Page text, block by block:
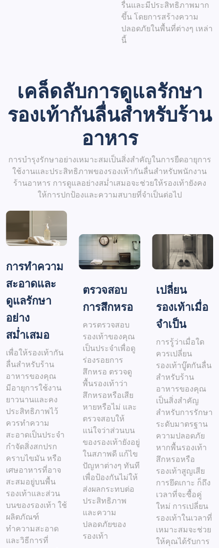
รื่นและมีประสิทธิภาพมาก
ขึ้น โดยการสร้างความ
ปลอดภัยในพื้นที่ต่างๆ เหล่า
นี้
เคล็ดลับการดูแลรักษา
รองเท้ากันลื่นสำหรับร้าน
อาหาร
การบำรุงรักษาอย่างเหมาะสมเป็นสิ่งสำคัญในการยืดอายุการ
ใช้งานและประสิทธิภาพของรองเท้ากันลื่นสำหรับพนักงาน
ร้านอาหาร การดูแลอย่างสม่ำเสมอจะช่วยให้รองเท้ายังคง
ให้การปกป้องและความสบายที่จำเป็นต่อไป
การทำความ
สะอาดและ
ดูแลรักษา
อย่าง
สม่ำเสมอ
เพื่อให้รองเท้ากัน
ลื่นสำหรับร้าน
อาหารของคุณ
มีอายุการใช้งาน
ยาวนานและคง
ประสิทธิภาพไว้
ควรทำความ
สะอาดเป็นประจำ
กำจัดสิ่งสกปรก
คราบไขมัน หรือ
เศษอาหารที่อาจ
สะสมอยู่บนพื้น
รองเท้าและส่วน
บนของรองเท้า ใช้
ผลิตภัณฑ์
ทำความสะอาด
และวิธีการที่
ตรวจสอบ
การสึกหรอ
ควรตรวจสอบ
รองเท้าของคุณ
เป็นประจำเพื่อดู
ร่องรอยการ
สึกหรอ ตรวจดู
พื้นรองเท้าว่า
สึกหรอหรือเสีย
หายหรือไม่ และ
ตรวจสอบให้
แน่ใจว่าส่วนบน
ของรองเท้ายังอยู่
ในสภาพดี แก้ไข
ปัญหาต่างๆ ทันที
เพื่อป้องกันไม่ให้
ส่งผลกระทบต่อ
ประสิทธิภาพ
และความ
ปลอดภัยของ
รองเท้า
เปลี่ยน
รองเท้าเมื่อ
จำเป็น
การรู้ว่าเมื่อใด
ควรเปลี่ยน
รองเท้าบู๊ตกันลื่น
สำหรับร้าน
อาหารของคุณ
เป็นสิ่งสำคัญ
สำหรับการรักษา
ระดับมาตรฐาน
ความปลอดภัย
หากพื้นรองเท้า
สึกหรอหรือ
รองเท้าสูญเสีย
การยึดเกาะ ก็ถึง
เวลาที่จะซื้อคู่
ใหม่ การเปลี่ยน
รองเท้าในเวลาที่
เหมาะสมจะช่วย
ให้คุณได้รับการ